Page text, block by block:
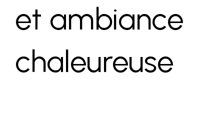
et ambiance
chaleureuse